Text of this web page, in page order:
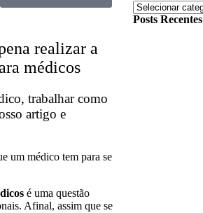
realizar a
médicos
trabalhar como
artigo e
um médico tem para se
é uma questão
Afinal, assim que se
Posts Recentes